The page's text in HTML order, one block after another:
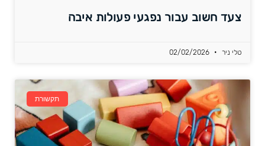
צעד חשוב עבור נפגעי פעולות איבה
טלי ניר
תקשורת